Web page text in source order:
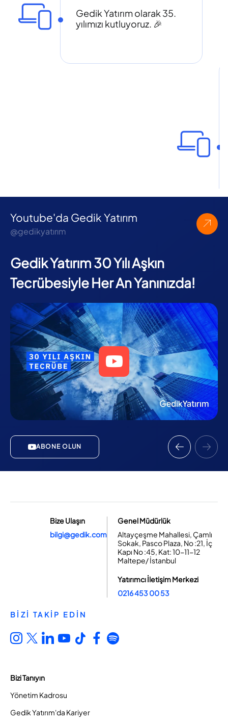
Gedik Yatırım olarak 35.
yılımızı kutluyoruz. 🎉
Youtube'da Gedik Yatırım
@gedikyatırım
Gedik Yatırım 30 Yılı Aşkın
Tecrübesiyle Her An Yanınızda!
ABONE OLUN
Bize Ulaşın
bilgi@gedik.com
Genel Müdürlük
Altayçeşme Mahallesi, Çamlı
Sokak, Pasco Plaza, No :21, İç
Kapı No :45, Kat: 10-11-12
Maltepe/ İstanbul
Yatırımcı İletişim Merkezi
0216 453 00 53
BİZİ TAKİP EDİN
Bizi Tanıyın
Yönetim Kadrosu
Gedik Yatırım'da Kariyer